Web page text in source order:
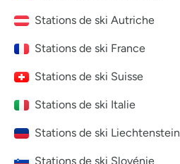
Stations de ski Autriche
Stations de ski France
Stations de ski Suisse
Stations de ski Italie
Stations de ski Liechtenstein
Stations de ski Slovénie